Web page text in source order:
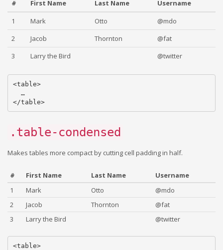
# First Name Last Name
Username
1
Mark Otto
@mdo
2
Jacob Thornton
@fat
3
Larry the Bird @twitter
<table>
  …
</table>
.table-condensed
Makes tables more compact by cutting cell padding in half.
# First Name Last Name
Username
1
Mark Otto
@mdo
2
Jacob Thornton
@fat
3
Larry the Bird @twitter
<table>